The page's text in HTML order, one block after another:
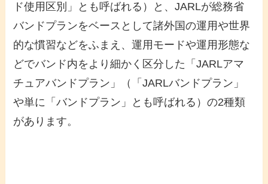
ド使用区別」とも呼ばれる）と、JARLが総務省
バンドプランをベースとして諸外国の運用や世界
的な慣習などをふまえ、運用モードや運用形態な
どでバンド内をより細かく区分した「JARLアマ
チュアバンドプラン」（「JARLバンドプラン」
や単に「バンドプラン」とも呼ばれる）の2種類
があります。